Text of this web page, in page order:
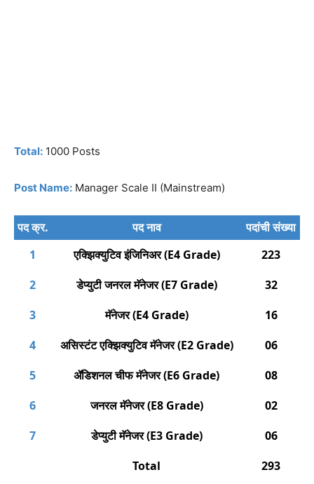
Total: 1000 Posts
Post Name: Manager Scale II (Mainstream)
पद क्र. पद नाव
पदांची संख्या
1
एक्झिक्युटिव इंजिनिअर (E4 Grade)
223
2
डेप्युटी जनरल मॅनेजर (E7 Grade)
32
3
मॅनेजर (E4 Grade)
16
4
असिस्टंट एक्झिक्युटिव मॅनेजर (E2 Grade)
06
5
ॲडिशनल चीफ मॅनेजर (E6 Grade)
08
6
जनरल मॅनेजर (E8 Grade)
02
7
डेप्युटी मॅनेजर (E3 Grade)
06
Total
293